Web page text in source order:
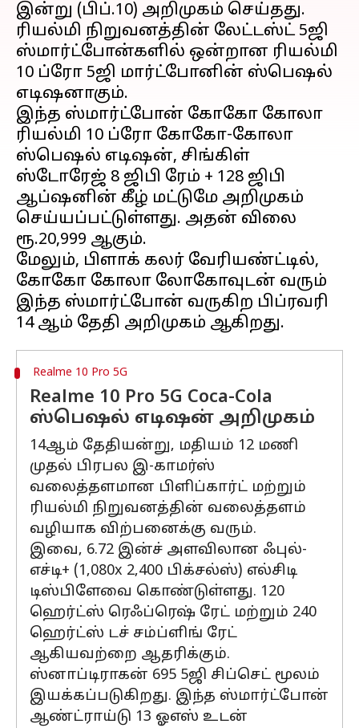
இன்று (பிப்.10) அறிமுகம் செய்தது.
ரியல்மி நிறுவனத்தின் லேட்டஸ்ட் 5ஜி
ஸ்மார்ட்போன்களில் ஒன்றான ரியல்மி
10 ப்ரோ 5ஜி மார்ட்போனின் ஸ்பெஷல்
எடிஷனாகும்.
இந்த ஸ்மார்ட்போன் கோகோ கோலா
ரியல்மி 10 ப்ரோ கோகோ-கோலா
ஸ்பெஷல் எடிஷன், சிங்கிள்
ஸ்டோரேஜ் 8 ஜிபி ரேம் + 128 ஜிபி
ஆப்ஷனின் கீழ் மட்டுமே அறிமுகம்
செய்யப்பட்டுள்ளது. அதன் விலை
ரூ.20,999 ஆகும்.
மேலும், பிளாக் கலர் வேரியண்ட்டில்,
கோகோ கோலா லோகோவுடன் வரும்
இந்த ஸ்மார்ட்போன் வருகிற பிப்ரவரி
Realme 10 Pro 5G
Realme 10 Pro 5G Coca-Cola
ஸ்பெஷல் எடிஷன் அறிமுகம்
14ஆம் தேதியன்று, மதியம் 12 மணி
முதல் பிரபல இ-காமர்ஸ்
வலைத்தளமான பிளிப்கார்ட் மற்றும்
ரியல்மி நிறுவனத்தின் வலைத்தளம்
வழியாக விற்பனைக்கு வரும்.
இவை, 6.72 இன்ச் அளவிலான ஃபுல்-
எச்டி+ (1,080x 2,400 பிக்சல்ஸ்) எல்சிடி
டிஸ்பிளேவை கொண்டுள்ளது. 120
ஹெர்ட்ஸ் ரெஃப்ரெஷ் ரேட் மற்றும் 240
ஹெர்ட்ஸ் டச் சம்ப்ளிங் ரேட்
ஆகியவற்றை ஆதரிக்கும்.
ஸ்னாப்டிராகன் 695 5ஜி சிப்செட் மூலம்
இயக்கப்படுகிறது. இந்த ஸ்மார்ட்போன்
ஆண்ட்ராய்டு 13 ஓஎஸ் உடன்